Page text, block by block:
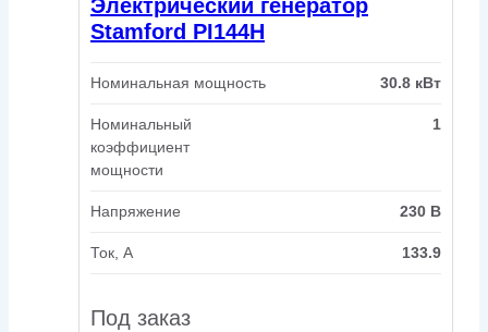
Электрический генератор
Stamford PI144H
Номинальная мощность 30.8 кВт
Номинальный
коэффициент
мощности
1
Напряжение 230 В
Ток, А 133.9
Под заказ